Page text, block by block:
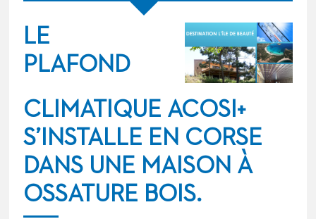
LE
PLAFOND
CLIMATIQUE ACOSI+
S’INSTALLE EN CORSE
DANS UNE MAISON À
OSSATURE BOIS.